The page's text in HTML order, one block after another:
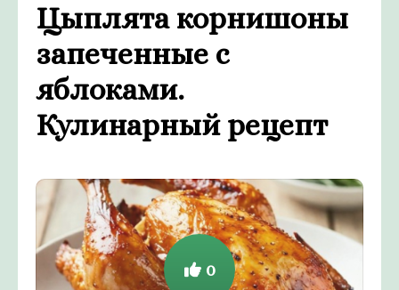
Цыплята корнишоны
запеченные с
яблоками.
Кулинарный рецепт
0